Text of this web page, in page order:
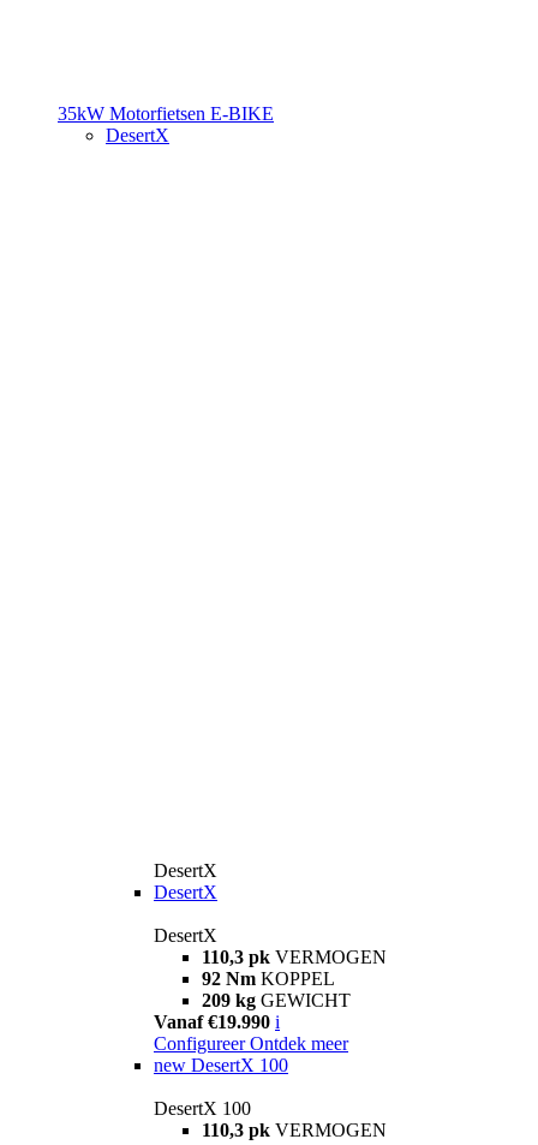
35kW Motorfietsen E-BIKE
DesertX
DesertX
DesertX
DesertX
110,3 pk VERMOGEN
92 Nm KOPPEL
209 kg GEWICHT
Vanaf €19.990 i
Configureer Ontdek meer
new DesertX 100
DesertX 100
110,3 pk VERMOGEN